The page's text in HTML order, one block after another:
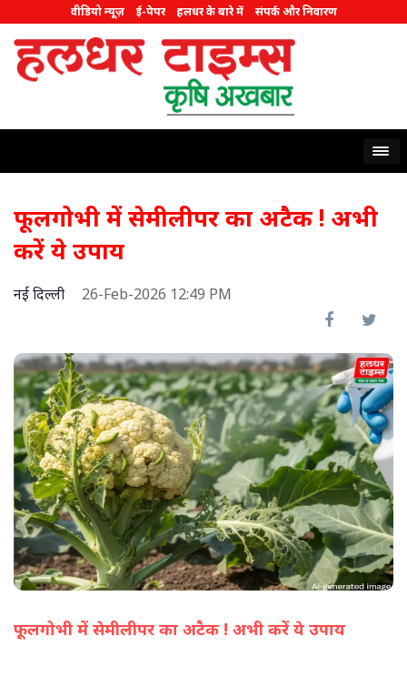
वीडियो न्यूज़ ई-पेपर हलधर के बारे में संपर्क और निवारण
फूलगोभी में सेमीलीपर का अटैक ! अभी
करें ये उपाय
नई दिल्ली 26-Feb-2026 12:49 PM
फूलगोभी में सेमीलीपर का अटैक ! अभी करें ये उपाय